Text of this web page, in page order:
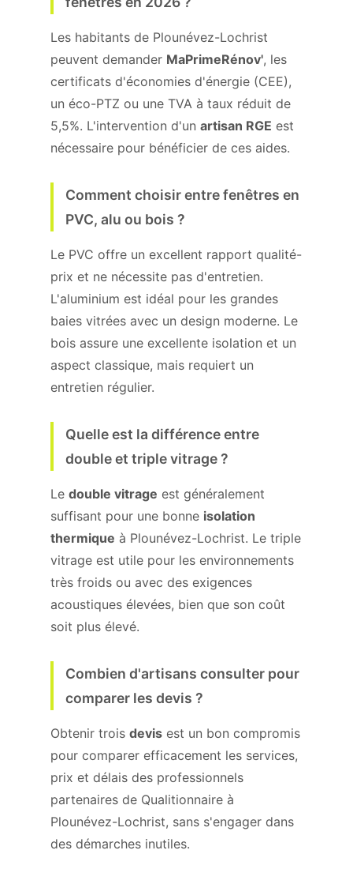
Les habitants de Plounévez-Lochrist
peuvent demander MaPrimeRénov', les
certificats d'économies d'énergie (CEE),
un éco-PTZ ou une TVA à taux réduit de
5,5%. L'intervention d'un artisan RGE est
nécessaire pour bénéficier de ces aides.
Comment choisir entre fenêtres en
PVC, alu ou bois ?
Le PVC offre un excellent rapport qualité-
prix et ne nécessite pas d'entretien.
L'aluminium est idéal pour les grandes
baies vitrées avec un design moderne. Le
bois assure une excellente isolation et un
aspect classique, mais requiert un
entretien régulier.
Quelle est la différence entre
double et triple vitrage ?
Le double vitrage est généralement
suffisant pour une bonne isolation
thermique à Plounévez-Lochrist. Le triple
vitrage est utile pour les environnements
très froids ou avec des exigences
acoustiques élevées, bien que son coût
soit plus élevé.
Combien d'artisans consulter pour
comparer les devis ?
Obtenir trois devis est un bon compromis
pour comparer efficacement les services,
prix et délais des professionnels
partenaires de Qualitionnaire à
Plounévez-Lochrist, sans s'engager dans
des démarches inutiles.